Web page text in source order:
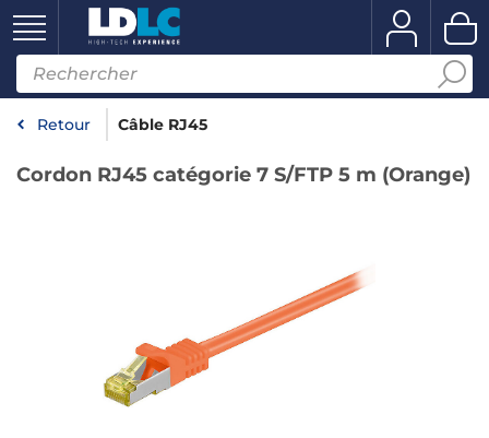
Retour Câble RJ45
Cordon RJ45 catégorie 7 S/FTP 5 m (Orange)